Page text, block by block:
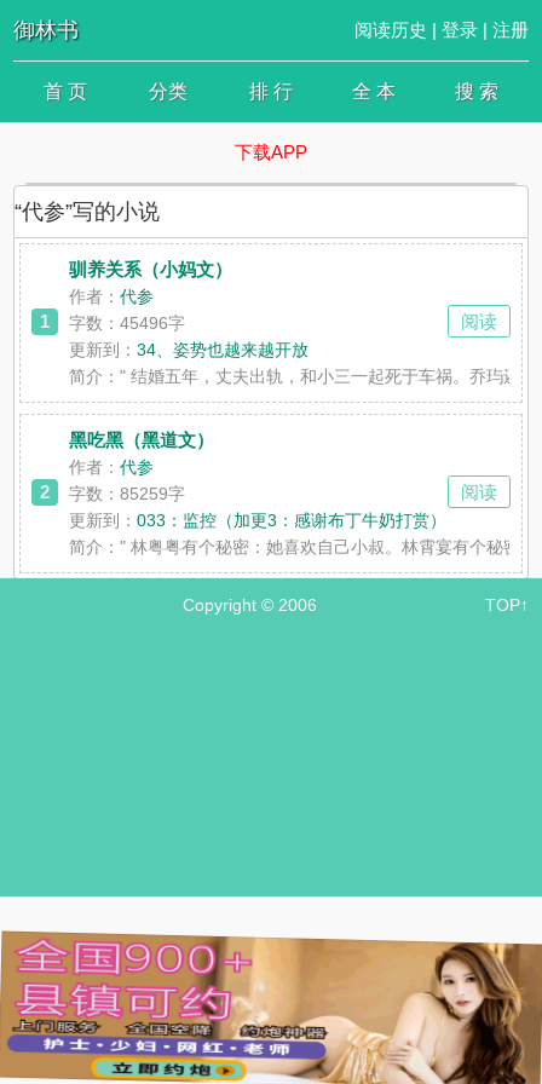
御林书 阅读历史 | 登录| 注册
首 页 分类 排 行 全 本 搜 索
下载APP
“代参”写的小说
1
驯养关系（小妈文）
作者：代参
字数：45496字
更新到：34、姿势也越来越开放
简介：" 结婚五年，丈夫出轨，和小三一起死于车祸。乔玙还
阅读
2
黑吃黑（黑道文）
作者：代参
字数：85259字
更新到：033：监控（加更3：感谢布丁牛奶打赏）
简介：" 林粤粤有个秘密：她喜欢自己小叔。林霄宴有个秘密
阅读
Copyright © 2006 TOP↑